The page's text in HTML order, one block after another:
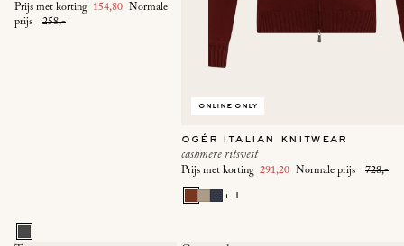
Prijs met korting 154,80 Normale
prijs
258,-
online only
ogér italian knitwear
cashmere ritsvest
Prijs met korting 291,20 Normale prijs 728,-
+ 1